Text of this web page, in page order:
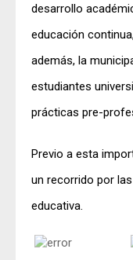
desarrollo
educación
además, la
estudiantes
prácticas pre-
Previo a esta
un recorrido por
educativa.